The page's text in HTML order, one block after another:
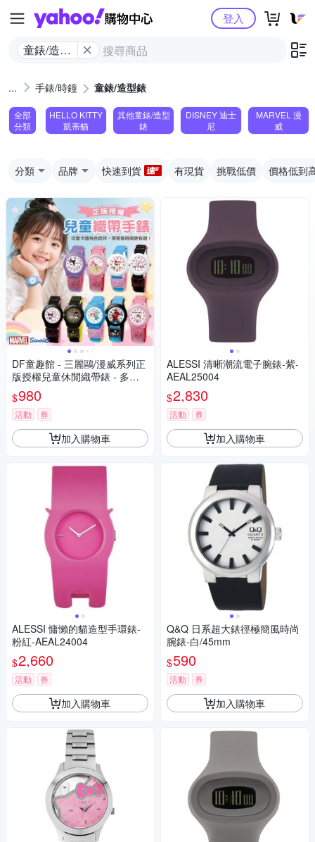
Yahoo購物中心
童錶/造型
登入
手錶/時鐘 童錶/造型錶
全部
分類
HELLO KITTY
凱蒂貓
其他童錶/造型
錶
DISNEY 迪士
尼
MARVEL 漫
威
分類 品牌 快速到貨 有現貨 挑戰低價 價格低到
DF童趣館 - 三麗鷗/漫威系列正
版授權兒童休閒織帶錶 - 多款
可選
$980
活動 券
加入購物車
ALESSI 慵懶的貓造型手環錶-
粉紅-AEAL24004
$2,660
活動 券
加入購物車
ALESSI 清晰潮流電子腕錶-紫-
AEAL25004
$2,830
活動 券
加入購物車
Q&Q 日系超大錶徑極簡風時尚
腕錶-白/45mm
$590
活動 券
加入購物車